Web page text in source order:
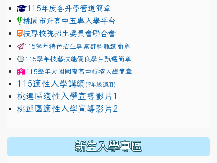
link to https://www.jhjhs.tyc.edu.tw/modules/
115年度各升學管道簡章
桃園市升高中五專入學平台
技專校院招生委員會聯合會
115學年特色招生專業群科甄選簡章
115學年技藝技能優良學生甄選簡章
115學年大園國際高中特招入學簡章
115適性入學講綱 (9年級適用)
link to https://docs.google.com/presentation/d/
桃連區適性入學宣導影片1
link to https://docs.google.com/presentation/d/
桃連區適性入學宣導影片2
新生入學專區